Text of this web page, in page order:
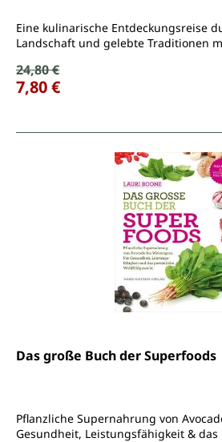
Eine kulinarische Entdeckungsreise
Landschaft und gelebte Traditionen
Verkaufspreis:
Regulärer Preis:
24,80 €
7,80 €
Das große Buch der Superfoods
Pflanzliche Supernahrung von
Gesundheit, Leistungsfähigkeit &